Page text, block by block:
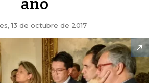
año
13 de octubre de 2017